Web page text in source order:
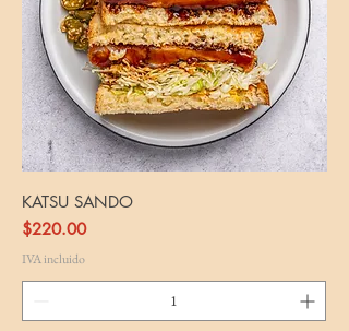
KATSU SANDO
Precio
$220.00
IVA incluido